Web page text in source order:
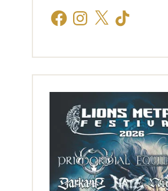
FacebookInstagram
X TikTok